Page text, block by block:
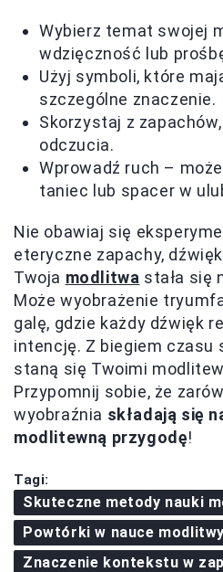
Wybierz temat swojej
wdzięczność lub
Użyj symboli, które
szczególne znaczenie.
Skorzystaj z
odczucia.
Wprowadź ruch –
taniec lub spacer w
Nie obawiaj się
eteryczne zapachy,
Twoja modlitwa stała się
Może wyobrażenie
galę, gdzie każdy dźwięk
intencję. Z biegiem czasu
staną się Twoimi
Przypomnij sobie, że
wyobraźnia składają się
modlitewną przygodę!
Tagi:
Skuteczne metody nauki
Powtórki w nauce modlitwy
Znaczenie kontekstu w